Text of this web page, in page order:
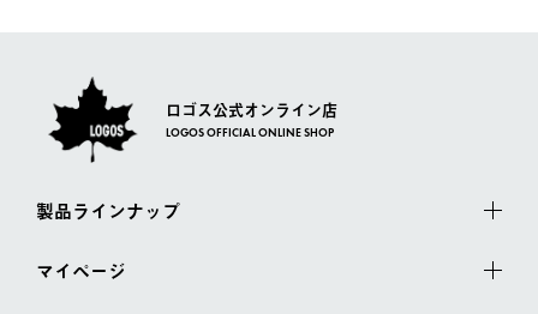
ロゴス公式オンライン店
LOGOS OFFICIAL ONLINE SHOP
製品ラインナップ
マイページ